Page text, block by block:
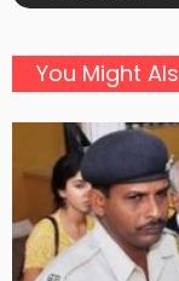
You Might